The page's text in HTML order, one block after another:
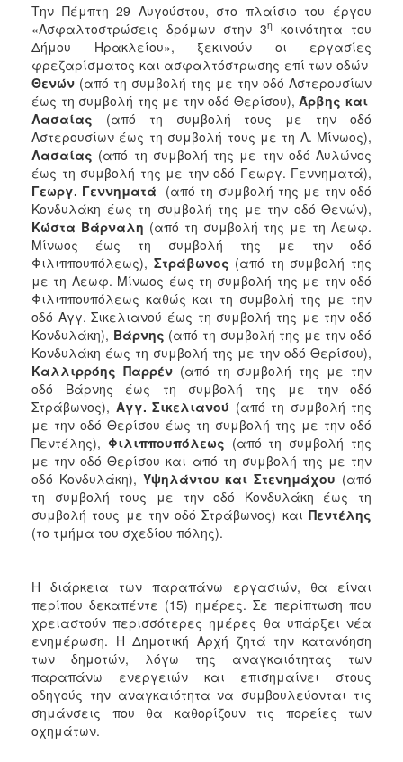
ΤΟΠΟΣ
ΠΟΛΙΤΙΣΜΟΣ
ΑΝΘΕΚΤΙΚΗ
ΠΟΛΗ
Την Πέμπτη 29 Αυγούστου, στο πλαίσιο του έργου
«Ασφαλτοστρώσεις δρόμων στην 3η
κοινότητα του
Δήμου Ηρακλείου», ξεκινούν οι εργασίες
φρεζαρίσματος και ασφαλτόστρωσης επί των οδών
Θενών (από τη συμβολή της με την οδό Αστερουσίων
έως τη συμβολή της με την οδό Θερίσου),Άρβης και
Λασαίας (από τη συμβολή τους με την οδό
Αστερουσίων έως τη συμβολή τους με τη Λ. Μίνωος),
Λασαίας (από τη συμβολή της με την οδό Αυλώνος
έως τη συμβολή της με την οδό Γεωργ. Γεννηματά),
Γεωργ. Γεννηματά (από τη συμβολή της με την οδό
Κονδυλάκη έως τη συμβολή της με την οδό Θενών),
Κώστα Βάρναλη (από τη συμβολή της με τη Λεωφ.
Μίνωος έως τη συμβολή της με την οδό
Φιλιππουπόλεως), Στράβωνος (από τη συμβολή της
με τη Λεωφ. Μίνωος έως τη συμβολή της με την οδό
Φιλιππουπόλεως καθώς και τη συμβολή της με την
οδό Αγγ. Σικελιανού έως τη συμβολή της με την οδό
Κονδυλάκη), Βάρνης (από τη συμβολή της με την οδό
Κονδυλάκη έως τη συμβολή της με την οδό Θερίσου),
Καλλιρρόης Παρρέν(από τη συμβολή της με την
οδό Βάρνης έως τη συμβολή της με την οδό
Στράβωνος), Αγγ. Σικελιανού (από τη συμβολή της
με την οδό Θερίσου έως τη συμβολή της με την οδό
Πεντέλης), Φιλιππουπόλεως (από τη συμβολή της
με την οδό Θερίσου και από τη συμβολή της με την
οδό Κονδυλάκη), Υψηλάντου και Στενημάχου (από
τη συμβολή τους με την οδό Κονδυλάκη έως τη
συμβολή τους με την οδό Στράβωνος) και Πεντέλης
(το τμήμα του σχεδίου πόλης).
Η διάρκεια των παραπάνω εργασιών, θα είναι
περίπου δεκαπέντε (15) ημέρες. Σε περίπτωση που
χρειαστούν περισσότερες ημέρες θα υπάρξει νέα
ενημέρωση. Η Δημοτική Αρχή ζητά την κατανόηση
των δημοτών, λόγω της αναγκαιότητας των
παραπάνω ενεργειών και επισημαίνει στους
οδηγούς την αναγκαιότητα να συμβουλεύονται τις
σημάνσεις που θα καθορίζουν τις πορείες των
οχημάτων.